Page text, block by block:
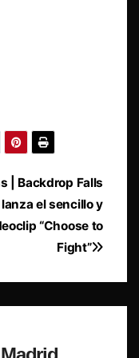
| Backdrop Falls
lanza el sencillo y
“Choose to
Fight”